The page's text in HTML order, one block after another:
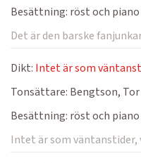
Besättning: röst och piano
Det är den barske
Dikt: Intet är som
Tonsättare: Bengtson, Tor
Besättning: röst och piano
Intet är som